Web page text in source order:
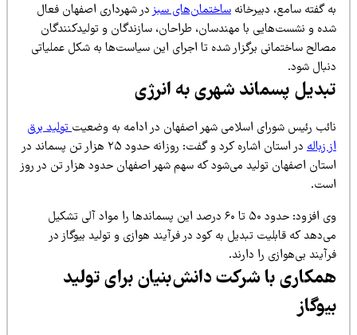
گفته سامع، دبیرخانهساختمان‌های سبزدر شهرداری اصفهان فعال
و نشست‌هایی با مهندسان، طراحان، سازندگان و تولیدکنندگان
ساختمانی برگزار شده تا اجرای این سیاست‌ها به شکل عملیاتی
شود.
پسماند شهری به انرژی
رئیس شورای اسلامی شهر اصفهان در ادامه به وضعیتتولید برق
زباله
در استان اشاره کرد و گفت: روزانه حدود ۲۵ هزار تن پسماند در
اصفهان تولید می‌شود که سهم شهر اصفهان حدود هزار تن در روز
وی افزود: حدود ۵۰ تا ۶۰ درصد این پسماندها را مواد آلی تشکیل
که قابلیت تبدیل به کود در فرآیند هوازی و تولید بیوگاز در
بی‌هوازی را دارند.
با شرکت دانش‌بنیان برای تولید